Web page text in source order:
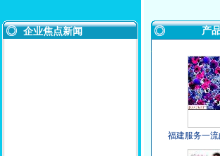
企业焦点新闻 产
福建服务一流
宁德数